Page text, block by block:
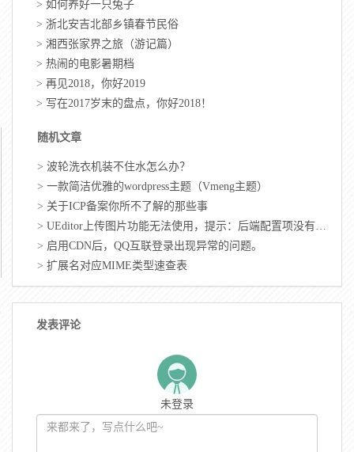
> 如何养好一只兔子
> 浙北安吉北部乡镇春节民俗
> 湘西张家界之旅（游记篇）
> 热闹的电影暑期档
> 再见2018，你好2019
> 写在2017岁末的盘点，你好2018！
随机文章
> 波轮洗衣机装不住水怎么办？
> 一款简洁优雅的wordpress主题（Vmeng主题）
> 关于ICP备案你所不了解的那些事
> UEditor上传图片功能无法使用，提示：后端配置项没有正常加载，上传插件不能正常使用！
> 启用CDN后，QQ互联登录出现异常的问题。
> 扩展名对应MIME类型速查表
发表评论
未登录